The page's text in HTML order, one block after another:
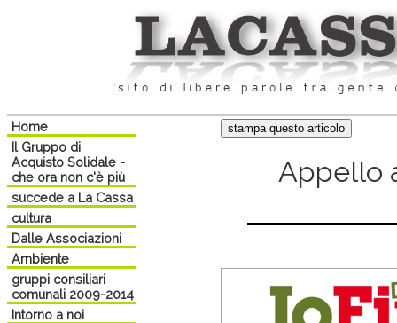
Home
Il Gruppo di
Acquisto Solidale -
che ora non c'è più
succede a La Cassa
cultura
Dalle Associazioni
Ambiente
gruppi consiliari
comunali 2009-2014
Intorno a noi
Appello